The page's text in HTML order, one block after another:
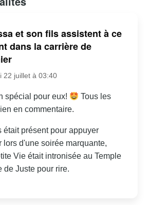
et son fils assistent à ce
dans la carrière de
22 juillet à 03:40
spécial pour eux!
Tous les
en commentaire.
était présent pour appuyer
lors d'une soirée marquante,
Vie était intronisée au Temple
de Juste pour rire.